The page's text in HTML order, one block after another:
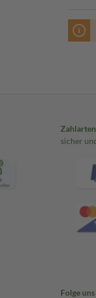
Zahlarten
sicher
Folge uns